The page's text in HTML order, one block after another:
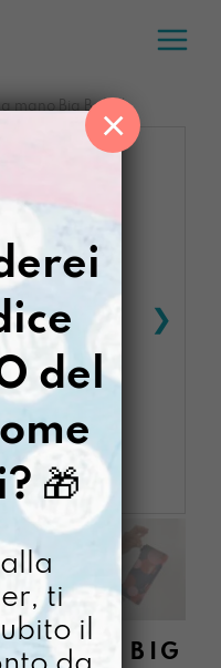
mano Big Babol
MANO BIG
del
🎁
ti
il
×